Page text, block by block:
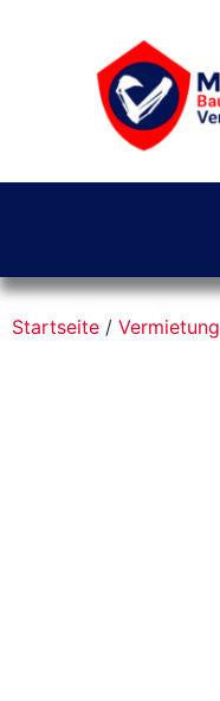
Startseite / Vermietung